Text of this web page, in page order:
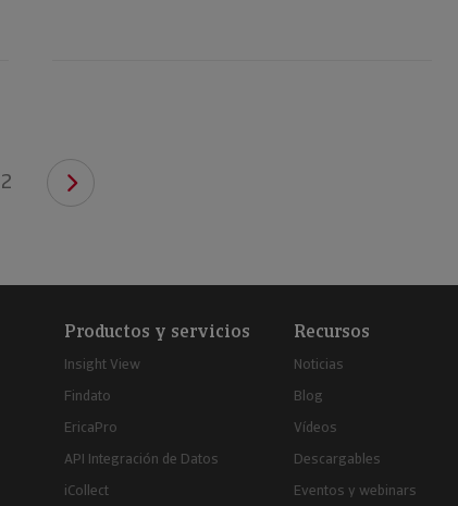
2
Productos y servicios
Insight View
Findato
EricaPro
API Integración de Datos
iCollect
Recursos
Noticias
Blog
Vídeos
Descargables
Eventos y webinars